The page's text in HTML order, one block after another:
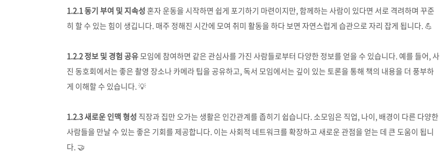
1.2.1 동기 부여 및 지속성혼자 운동을 시작하면 쉽게 포기하기 마련이지만, 함께하는 사람이 있다면 서로 격려하며 꾸준
히 할 수 있는 힘이 생깁니다. 매주 정해진 시간에 모여 취미 활동을 하다 보면 자연스럽게 습관으로 자리 잡게 됩니다. 💪
1.2.2 정보 및 경험 공유모임에 참여하면 같은 관심사를 가진 사람들로부터 다양한 정보를 얻을 수 있습니다. 예를 들어, 사
진 동호회에서는 좋은 촬영 장소나 카메라 팁을 공유하고, 독서 모임에서는 깊이 있는 토론을 통해 책의 내용을 더 풍부하
게 이해할 수 있습니다. 💡
1.2.3 새로운 인맥 형성 직장과 집만 오가는 생활은 인간관계를 좁히기 쉽습니다. 소모임은 직업, 나이, 배경이 다른 다양한
사람들을 만날 수 있는 좋은 기회를 제공합니다. 이는 사회적 네트워크를 확장하고 새로운 관점을 얻는 데 큰 도움이 됩니
다. 🤝